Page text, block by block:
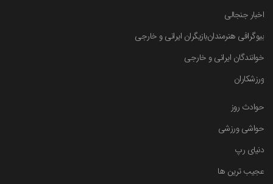
اخبار جنجالی
بیوگرافی هنرمندانبازیگران ایرانی و خارجی
خوانندگان ایرانی و خارجی
ورزشکاران
حوادث روز
حواشی ورزشی
دنیای رپ
عجیب ترین ها